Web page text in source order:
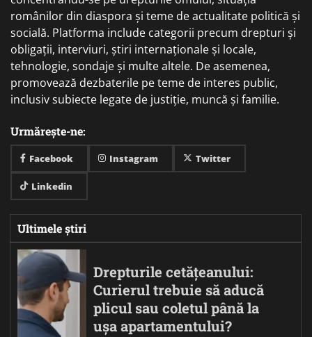
românilor din diaspora și teme de actualitate politică și
socială. Platforma include categorii precum drepturi și
obligații, interviuri, știri internaționale și locale,
tehnologie, sondaje și multe altele. De asemenea,
promovează dezbaterile pe teme de interes public,
inclusiv subiecte legate de justiție, muncă și familie.
Urmărește-ne:
Facebook Instagram Twitter
Linkedin
Ultimele știri
Drepturile cetățeanului:
Curierul trebuie să aducă
plicul sau coletul până la
ușa apartamentului?